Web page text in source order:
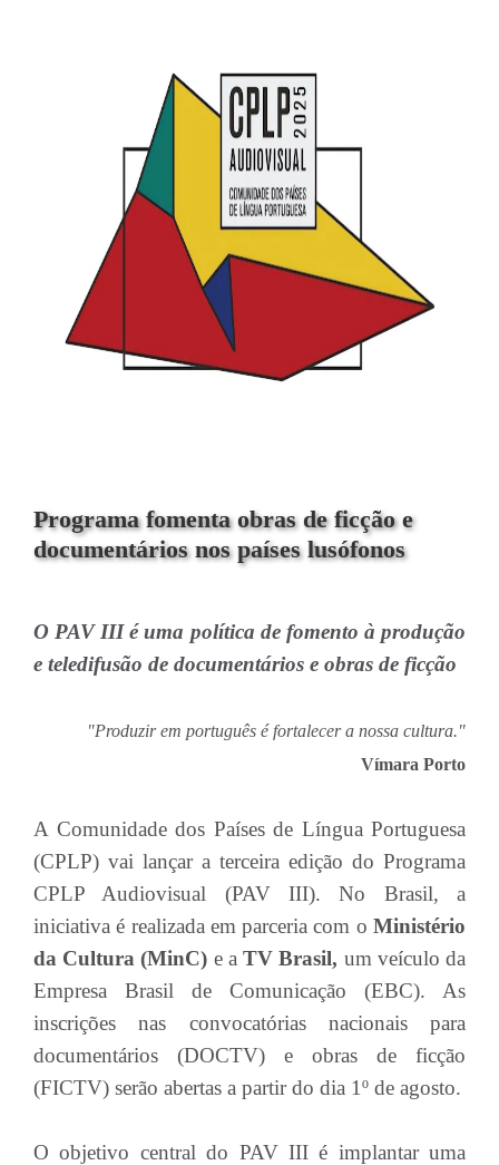
Programa fomenta obras de ficção e
documentários nos países lusófonos
O PAV III é uma política de fomento à produção
e teledifusão de documentários e obras de ficção
"Produzirem português é fortalecer a nossa cultura."
Vímara Porto
A Comunidade dos Países de Língua Portuguesa
(CPLP) vai lançar a terceira edição do Programa
CPLP Audiovisual (PAV III). No Brasil, a
iniciativa é realizada em parceria com o Ministério
da Cultura (MinC) e a TV Brasil, um veículo da
Empresa Brasil de Comunicação (EBC). As
inscrições nas convocatórias nacionais para
documentários (DOCTV) e obras de ficção
(FICTV) serão abertas a partir do dia 1º de agosto.
O objetivo central do PAV III é implantar uma